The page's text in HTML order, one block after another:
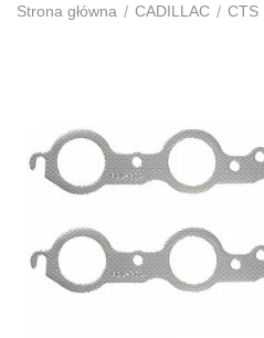
Strona główna / CADILLAC / CTS